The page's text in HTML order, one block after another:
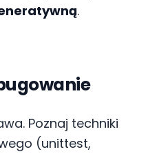
.
Poznaj techniki
(unittest,